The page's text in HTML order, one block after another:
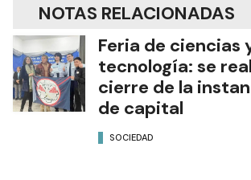
NOTAS RELACIONADAS
Feria de ciencias
tecnología: se
cierre de la
de capital
SOCIEDAD